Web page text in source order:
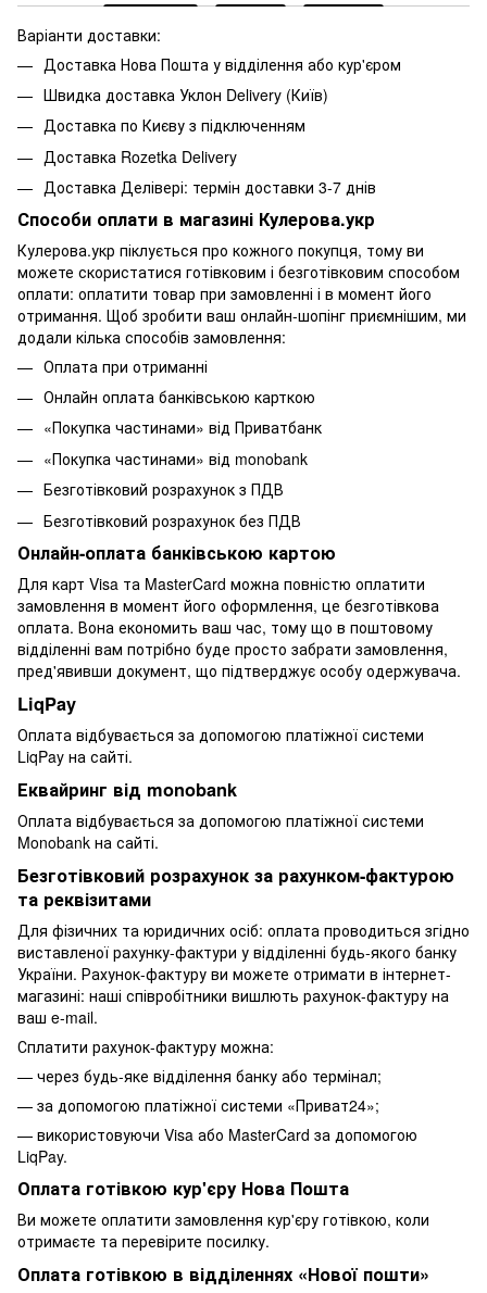
Варіанти доставки:
Доставка Нова Пошта у відділення або кур'єром
Швидка доставка Уклон Delivery (Київ)
Доставка по Києву з підключенням
Доставка Rozetka Delivery
Доставка Делівері: термін доставки 3-7 днів
Способи оплати в магазині Кулерова.укр
Кулерова.укр піклується про кожного покупця, тому ви
можете скористатися готівковим і безготівковим способом
оплати: оплатити товар при замовленні і в момент його
отримання. Щоб зробити ваш онлайн-шопінг приємнішим, ми
додали кілька способів замовлення:
Оплата при отриманні
Онлайн оплата банківською карткою
«Покупка частинами» від Приватбанк
«Покупка частинами» від monobank
Безготівковий розрахунок з ПДВ
Безготівковий розрахунок без ПДВ
Онлайн-оплата банківською картою
Для карт Visa та MasterCard можна повністю оплатити
замовлення в момент його оформлення, це безготівкова
оплата. Вона економить ваш час, тому що в поштовому
відділенні вам потрібно буде просто забрати замовлення,
пред'явивши документ, що підтверджує особу одержувача.
LiqPay
Оплата відбувається за допомогою платіжної системи
LiqPay на сайті.
Еквайринг від monobank
Оплата відбувається за допомогою платіжної системи
Monobank на сайті.
Безготівковий розрахунок за рахунком-фактурою
та реквізитами
Для фізичних та юридичних осіб: оплата проводиться згідно
виставленої рахунку-фактури у відділенні будь-якого банку
України. Рахунок-фактуру ви можете отримати в інтернет-
магазині: наші співробітники вишлють рахунок-фактуру на
ваш e-mail.
Сплатити рахунок-фактуру можна:
— через будь-яке відділення банку або термінал;
— за допомогою платіжної системи «Приват24»;
— використовуючи Visa або MasterCard за допомогою
LiqPay.
Оплата готівкою кур'єру Нова Пошта
Ви можете оплатити замовлення кур'єру готівкою, коли
отримаєте та перевірите посилку.
Оплата готівкою в відділеннях «Нової пошти»